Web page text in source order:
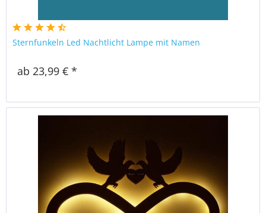
Sternfunkeln Led Nachtlicht Lampe mit Namen
ab 23,99 € *